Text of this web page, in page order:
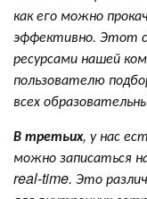
как его можно
эффективно. Этот
ресурсами нашей
пользователю
всех
В третьих, у нас
можно записаться
real-time. Это